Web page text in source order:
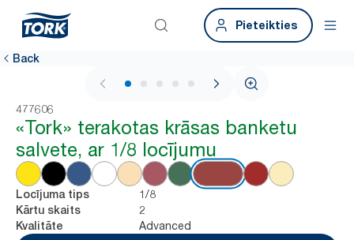
Pieteikties
Back
1 / 5
477606
«Tork» terakotas krāsas banketu
salvete, ar 1/8 locījumu
Locījuma tips 1/8
Kārtu skaits 2
Kvalitāte
Advanced